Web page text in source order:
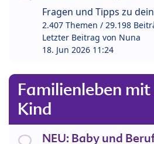
Fragen und Tipps zu
2.407 Themen / 29.198
Letzter Beitrag von Nuna
18. Jun 2026 11:24
Familienleben
Kind
NEU: Baby und